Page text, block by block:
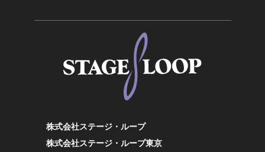
株式会社ステージ・ループ
株式会社ステージ・ループ東京